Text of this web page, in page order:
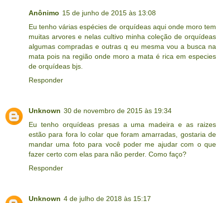
Anônimo 15 de junho de 2015 às 13:08
Eu tenho várias espécies de orquídeas aqui onde moro tem
muitas arvores e nelas cultivo minha coleção de orquídeas
algumas compradas e outras q eu mesma vou a busca na
mata pois na região onde moro a mata é rica em especies
de orquídeas bjs.
Responder
Unknown 30 de novembro de 2015 às 19:34
Eu tenho orquídeas presas a uma madeira e as raizes
estão para fora lo colar que foram amarradas, gostaria de
mandar uma foto para você poder me ajudar com o que
fazer certo com elas para não perder. Como faço?
Responder
Unknown 4 de julho de 2018 às 15:17